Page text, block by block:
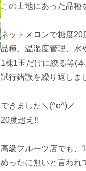
この土地にあった品種
ネットメロンで糖度20
品種、温湿度管理、水
1株1玉だけに絞る等(
試行錯誤を繰り返しま
できました＼(^o^)／
20度超え‼️
高級フルーツ店でも、
めったに無いと言われ